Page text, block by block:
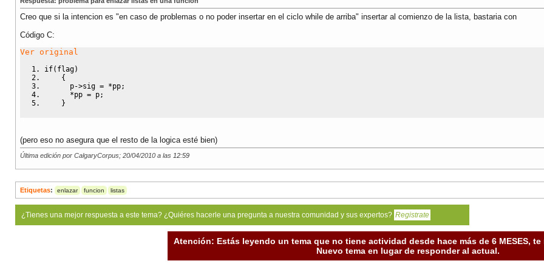
Creo que si la intencion es "en caso de problemas o no poder insertar en el ciclo while de arriba" insertar al comienzo de la lista, bastaria con
Código C:
Ver original
if( flag)
{
p->sig = *pp;
*pp = p;
}
(pero eso no asegura que el resto de la logica esté bien)
Última edición por CalgaryCorpus; 20/04/2010 a las 12:59
Etiquetas: enlazar funcion listas
¿Tienes una mejor respuesta a este tema? ¿Quiéres hacerle una pregunta a nuestra comunidad y sus expertos? Registrate
Atención: Estás leyendo un tema que no tiene actividad desde hace más de 6 MESES,
Nuevo tema en lugar de responder al actual.